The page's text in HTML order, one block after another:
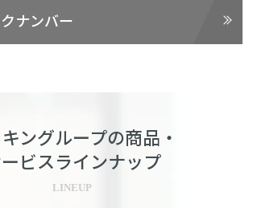
ナンバー
ングループの商品・
ビスラインナップ
LINEUP